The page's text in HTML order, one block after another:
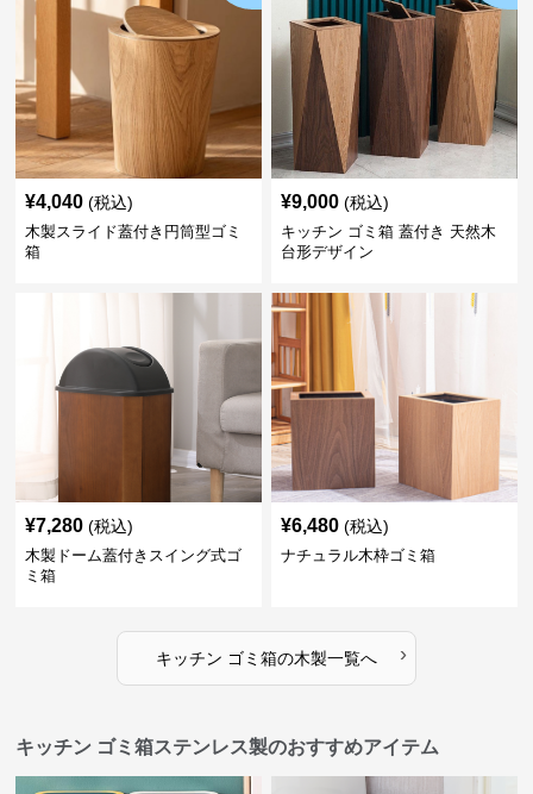
¥4,040 (税込)
木製スライド蓋付き円筒型ゴミ
箱
¥9,000 (税込)
キッチン ゴミ箱 蓋付き 天然木
台形デザイン
¥7,280 (税込)
木製ドーム蓋付きスイング式ゴ
ミ箱
¥6,480 (税込)
ナチュラル木枠ゴミ箱
キッチン ゴミ箱の木製一覧へ ›
キッチン ゴミ箱ステンレス製のおすすめアイテム